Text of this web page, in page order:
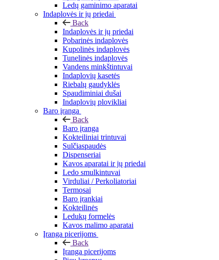
Ledų gaminimo aparatai
Indaplovės ir jų priedai
Back
Indaplovės ir jų priedai
Pobarinės indaplovės
Kupolinės indaplovės
Tunelinės indaplovės
Vandens minkštintuvai
Indaplovių kasetės
Riebalų gaudyklės
Spaudiminiai dušai
Indaplovių plovikliai
Baro įranga
Back
Baro įranga
Kokteiliniai trintuvai
Sulčiaspaudės
Dispenseriai
Kavos aparatai ir jų priedai
Ledo smulkintuvai
Virduliai / Perkoliatoriai
Termosai
Baro įrankiai
Kokteilinės
Ledukų formelės
Kavos malimo aparatai
Įranga picerijoms
Back
Įranga picerijoms